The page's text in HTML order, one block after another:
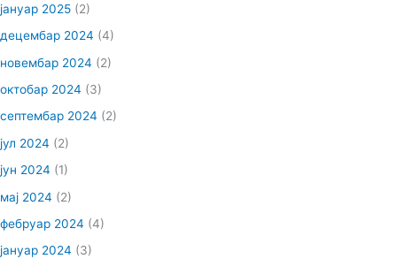
јануар 2025 (2)
децембар 2024 (4)
новембар 2024 (2)
октобар 2024 (3)
септембар 2024 (2)
јул 2024 (2)
јун 2024 (1)
мај 2024 (2)
фебруар 2024 (4)
јануар 2024 (3)